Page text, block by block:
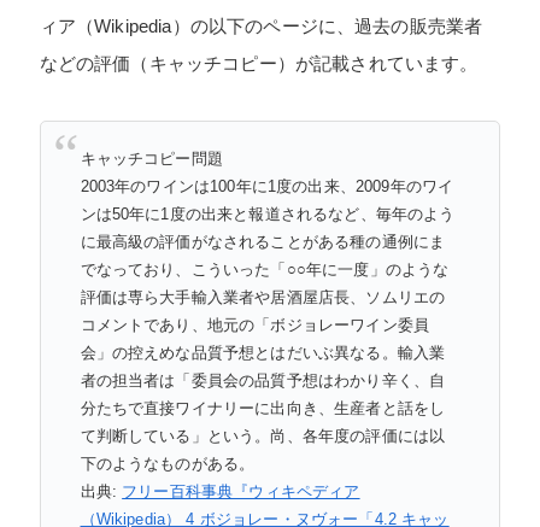
ィア（Wikipedia）の以下のページに、過去の販売業者
などの評価（キャッチコピー）が記載されています。
キャッチコピー問題
2003年のワインは100年に1度の出来、2009年のワイ
ンは50年に1度の出来と報道されるなど、毎年のよう
に最高級の評価がなされることがある種の通例にま
でなっており、こういった「○○年に一度」のような
評価は専ら大手輸入業者や居酒屋店長、ソムリエの
コメントであり、地元の「ボジョレーワイン委員
会」の控えめな品質予想とはだいぶ異なる。輸入業
者の担当者は「委員会の品質予想はわかり辛く、自
分たちで直接ワイナリーに出向き、生産者と話をし
て判断している」という。尚、各年度の評価には以
下のようなものがある。
出典: フリー百科事典『ウィキペディア
（Wikipedia） 4 ボジョレー・ヌヴォー「4.2 キャッ